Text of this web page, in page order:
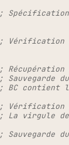
; Spécification
; Vérification
;
; Sauvegarde
; BC contient
; Vérification
; La virgule
; Sauvegarde